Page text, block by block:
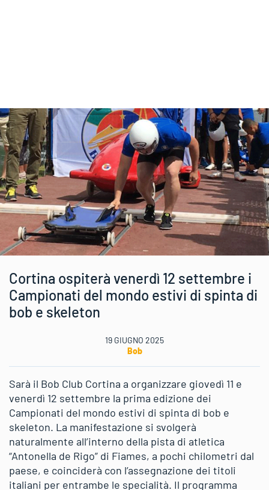
Cortina ospiterà venerdì 12 settembre i
Campionati del mondo estivi di spinta di
bob e skeleton
19 GIUGNO 2025
Bob
Sarà il Bob Club Cortina a organizzare giovedì 11 e
venerdì 12 settembre la prima edizione dei
Campionati del mondo estivi di spinta di bob e
skeleton. La manifestazione si svolgerà
naturalmente all’interno della pista di atletica
“Antonella de Rigo” di Fiames, a pochi chilometri dal
paese, e coinciderà con l’assegnazione dei titoli
italiani per entrambe le specialità. Il programma